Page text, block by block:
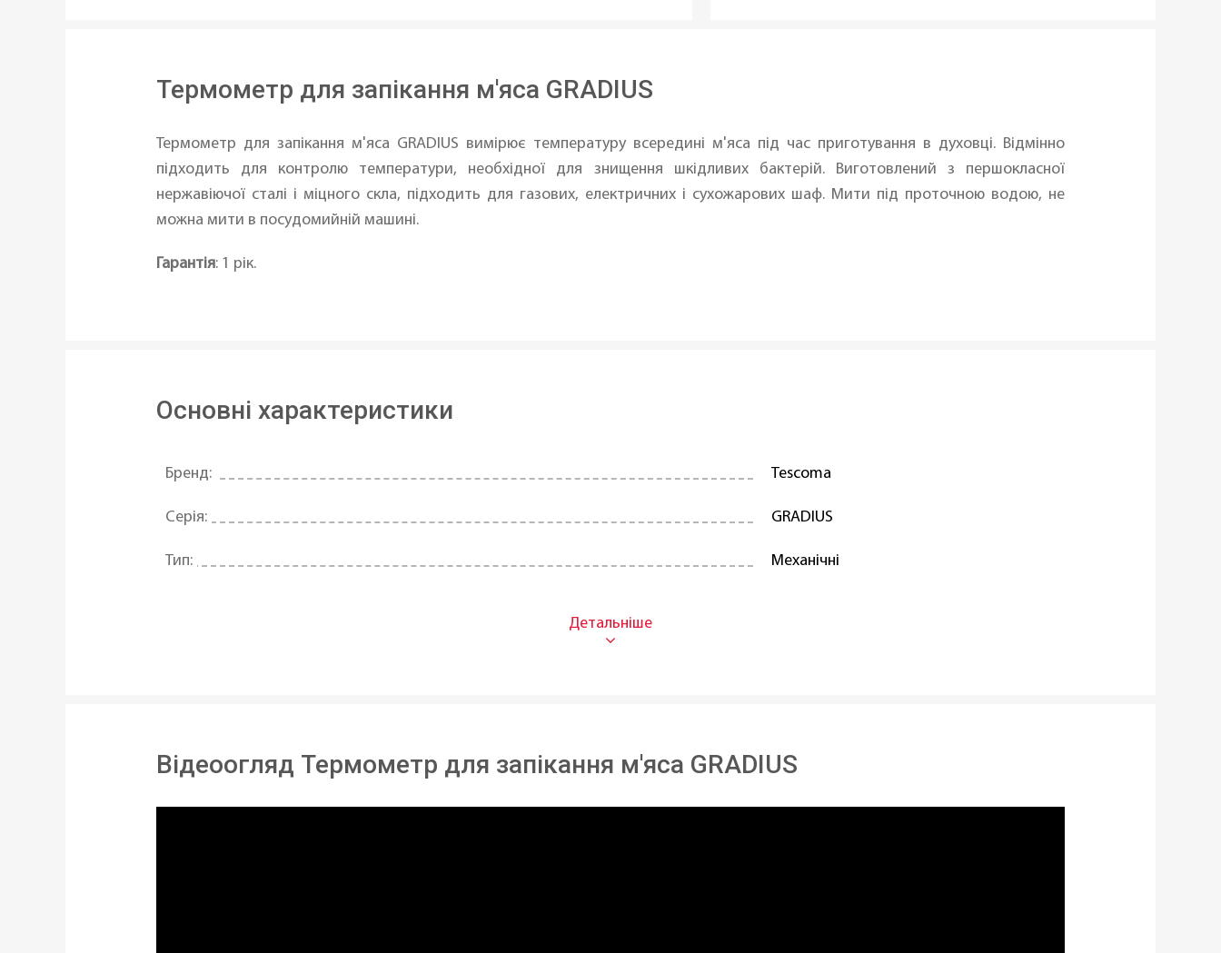
Термометр для запікання м'яса GRADIUS
Термометр для запікання м'яса GRADIUS вимірює температуру всередині м'яса під час приготування в духовці. Відмінно
підходить для контролю температури, необхідної для знищення шкідливих бактерій. Виготовлений з першокласної
нержавіючої сталі і міцного скла, підходить для газових, електричних і сухожарових шаф. Мити під проточною водою, не
можна мити в посудомийній машині.
Гарантія: 1 рік.
Основні характеристики
Бренд: Tescoma
Серія: GRADIUS
Тип: Механічні
Країна реєстрація бренду:
Відеоогляд Термометр для запікання м'яса GRADIUS